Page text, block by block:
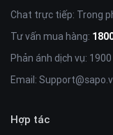
Chat trực tiếp: Trong
Tư vấn mua hàng:
Phản ánh dịch vụ:
Email:
Hợp tác